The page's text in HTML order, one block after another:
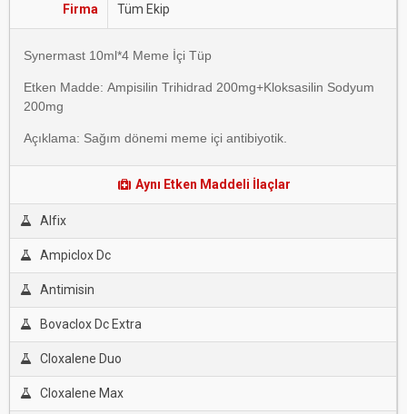
Firma Tüm Ekip
Synermast 10ml*4 Meme İçi Tüp
Etken Madde: Ampisilin Trihidrad 200mg+Kloksasilin Sodyum
200mg
Açıklama: Sağım dönemi meme içi antibiyotik.
Aynı Etken Maddeli İlaçlar
Alfix
Ampiclox Dc
Antimisin
Bovaclox Dc Extra
Cloxalene Duo
Cloxalene Max